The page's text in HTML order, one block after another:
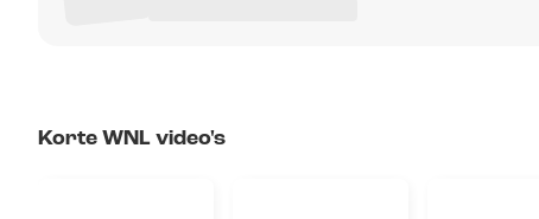
Korte WNL video's